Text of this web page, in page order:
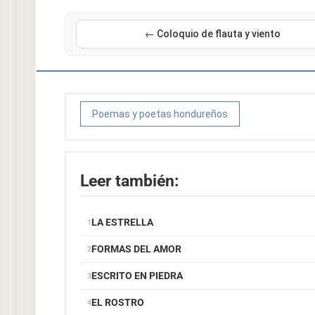
← Coloquio de flauta y viento
Poemas y poetas hondureños
Leer también:
LA ESTRELLA
FORMAS DEL AMOR
ESCRITO EN PIEDRA
EL ROSTRO